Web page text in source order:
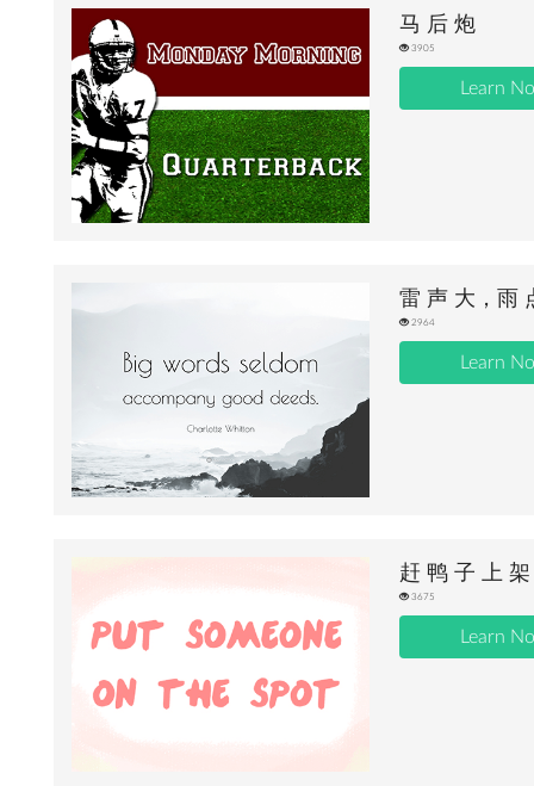
马 后 炮
3905
Learn
雷 声 大，雨
2964
Learn
赶 鸭 子 上 架
3675
Learn